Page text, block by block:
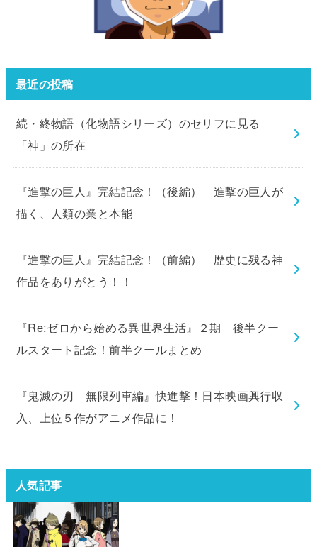
最近の投稿
続・終物語（化物語シリーズ）のセリフに見る
「神」の所在
『進撃の巨人』完結記念！（後編） 進撃の巨人が
描く、人類の業と本能
『進撃の巨人』完結記念！（前編） 歴史に残る神
作品をありがとう！！
『Re:ゼロから始める異世界生活』２期 後半クー
ルスタート記念！前半クールまとめ
『鬼滅の刃 無限列車編』快進撃！日本映画興行収
入、上位５作がアニメ作品に！
人気記事